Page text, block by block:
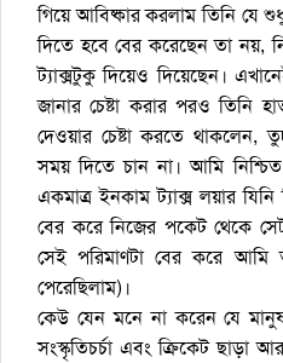
গিয়ে আবিষ্কার করলাম তিনি যে
দিতে হবে বের করেছেন তা নয়,
ট্যাক্সটুকু দিয়েও দিয়েছেন।
জানার চেষ্টা করার পরও তিনি
দেওয়ার চেষ্টা করতে থাকলেন,
সময় দিতে চান না। আমি নিশ্চিত
একমাত্র ইনকাম ট্যাক্স লয়ার যিনি
বের করে নিজের পকেট থেকে
সেই পরিমাণটা বের করে আমি
পেরেছিলাম)।
কেউ যেন মনে না করেন যে
সংস্কৃতিচর্চা এবং ক্রিকেট ছাড়া